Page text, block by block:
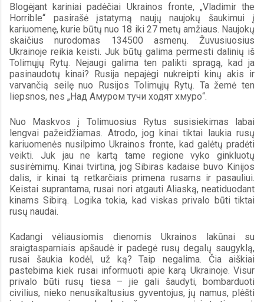
Blogėjant kariniai padėčiai Ukrainos fronte, „Vladimir the
Horrible“ pasirašė įstatymą naujų naujokų šaukimui į
kariuomenę, kurie būtų nuo 18 iki 27 metų amžiaus. Naujokų
skaičius nurodomas 134500 asmenų. Žuvusiuosius
Ukrainoje reikia keisti. Juk būtų galima permesti dalinių iš
Tolimųjų Rytų. Nejaugi galima ten palikti spragą, kad ja
pasinaudotų kinai? Rusija nepajėgi nukreipti kinų akis ir
varvančią seilę nuo Rusijos Tolimųjų Rytų. Ta žemė ten
liepsnos, nes „Над Амуром тучи ходят хмуро“.
Nuo Maskvos į Tolimuosius Rytus susisiekimas labai
lengvai pažeidžiamas. Atrodo, jog kinai tiktai laukia rusų
kariuomenės nusilpimo Ukrainos fronte, kad galėtų pradėti
veikti. Juk jau ne kartą tame regione vyko ginkluotų
susirėmimų. Kinai tvirtina, jog Sibiras kadaise buvo Kinijos
dalis, ir kinai tą retkarčiais primena rusams ir pasauliui.
Keistai suprantama, rusai nori atgauti Aliaską, neatiduodant
kinams Sibirą. Logika tokia, kad viskas privalo būti tiktai
rusų naudai.
Kadangi vėliausiomis dienomis Ukrainos lakūnai su
sraigtasparniais apšaudė ir padegė rusų degalų saugyklą,
rusai šaukia kodėl, už ką? Taip negalima. Čia aiškiai
pastebima kiek rusai informuoti apie karą Ukrainoje. Visur
privalo būti rusų tiesa – jie gali šaudyti, bombarduoti
civilius, nieko nenusikaltusius gyventojus, jų namus, plėšti